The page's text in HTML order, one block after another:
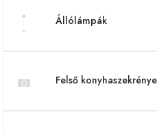
Állólámpák
Felső